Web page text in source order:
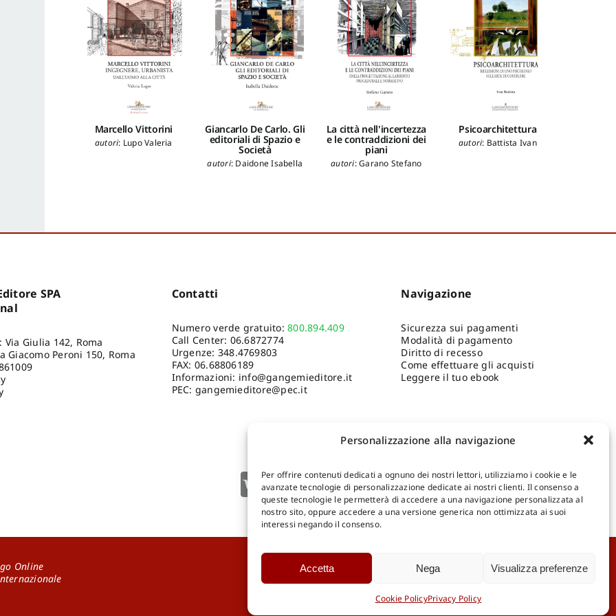
Personalizzazione alla navigazione
Per offrire contenuti dedicati a ognuno dei nostri lettori, utilizziamo i cookie e le
avanzate tecnologie di personalizzazione dedicate ai nostri clienti. Il consenso a
queste tecnologie le permetterà di accedere a una navigazione personalizzata al
nostro sito, oppure accedere a una versione generica non ottimizzata ai suoi
interessi negando il consenso.
Accetta Nega Visualizza preferenze
Cookie PolicyPrivacy Policy
Marcello Vittorini
autori: Lupo Valeria
Giancarlo De Carlo. Gli
editoriali di Spazio e
Società
autori: Daidone Isabella
La città nell'incertezza
e le contraddizioni dei
piani
autori:Garano Stefano
Psicoarchitettura
autori: Battista Ivan
SPA
Via Giulia 142, Roma
Giacomo Peroni 150, Roma
Contatti
Numero verde gratuito:800.894.409
Call Center: 06.6872774
Urgenze: 348.4769803
FAX: 06.68806189
Informazioni: info@gangemieditore.it
PEC: gangemieditore@pec.it
Navigazione
Sicurezza sui pagamenti
Modalità di pagamento
Diritto di recesso
Come effettuare gli acquisti
Leggere il tuo ebook
Shop Gangemi Editore-Pagamenti Sicuri e anche Rateali
Online
DOWNLOAD
Catalogo Online
Catalogo Internazionale